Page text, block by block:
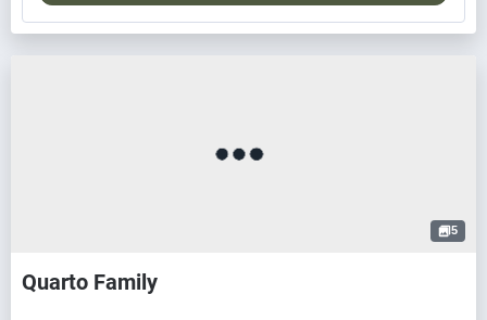
5
Quarto Family